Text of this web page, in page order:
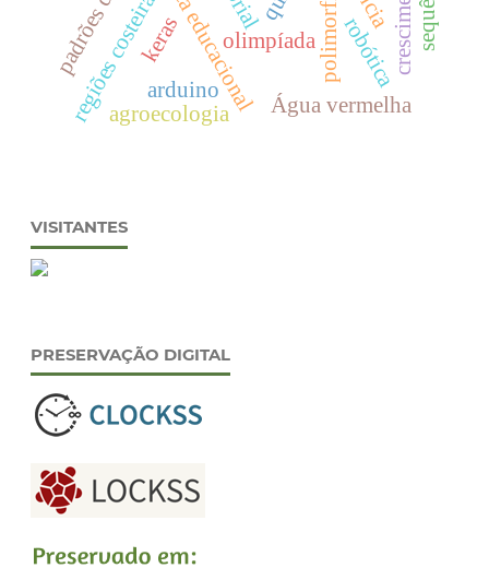
olimpíada
regiões costeiras robótica
keras
Água vermelha
agroecologia
arduino
VISITANTES
PRESERVAÇÃO DIGITAL